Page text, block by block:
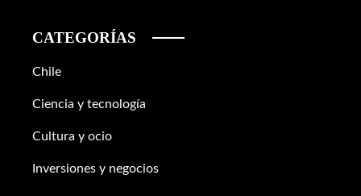
CATEGORÍAS
Chile
Ciencia y tecnología
Cultura y ocio
Inversiones y negocios